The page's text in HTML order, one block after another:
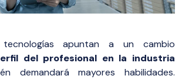
apuntan a un cambio
del profesional en la industria
demandará mayores habilidades.